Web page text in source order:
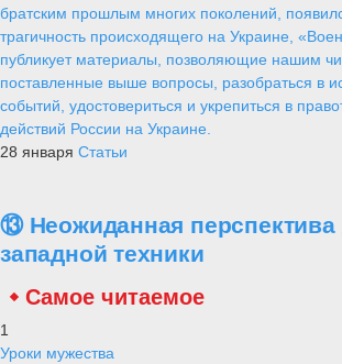
братским прошлым многих поколений,
трагичность происходящего на Украине,
публикует материалы, позволяющие нашим
поставленные выше вопросы, разобраться в
событий, удостовериться и укрепиться в
действий России на Украине.
28 января Статьи
⑬ Неожиданная перспектива
западной техники
Самое читаемое
1
Уроки мужества